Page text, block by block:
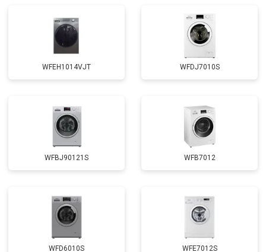
Замена амортизаторов от 2000 ₽ Заказать
Замена подшипников от 2800 ₽ Заказать
Замена мотора от 3800 ₽ Заказать
температуры
от 2200 ₽
Замена ТЭН от 2300 ₽ Заказать
Замена заливного шланга от 2150 ₽ Заказать
Замена сливного насоса от 3450 ₽
Замена сливного шланга от 2100 ₽ Заказать
WFEH1014VJT WFDJ7010S
WFBJ90121S WFB7012
WFD6010S WFE7012S